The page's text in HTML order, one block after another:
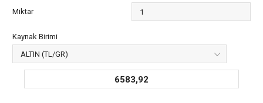
Miktar
Kaynak Birimi
6583,92